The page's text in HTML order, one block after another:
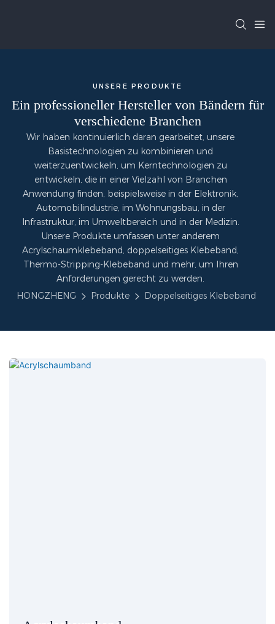
UNSERE PRODUKTE
Ein professioneller Hersteller von Bändern für
verschiedene Branchen
Wir haben kontinuierlich daran gearbeitet, unsere
Basistechnologien zu kombinieren und
weiterzuentwickeln, um Kerntechnologien zu
entwickeln, die in einer Vielzahl von Branchen
Anwendung finden, beispielsweise in der Elektronik,
Automobilindustrie, im Wohnungsbau, in der
Infrastruktur, im Umweltbereich und in der Medizin.
Unsere Produkte umfassen unter anderem
Acrylschaumklebeband, doppelseitiges Klebeband,
Thermo-Stripping-Klebeband und mehr, um Ihren
Anforderungen gerecht zu werden.
HONGZHENG
Produkte Doppelseitiges Klebeband